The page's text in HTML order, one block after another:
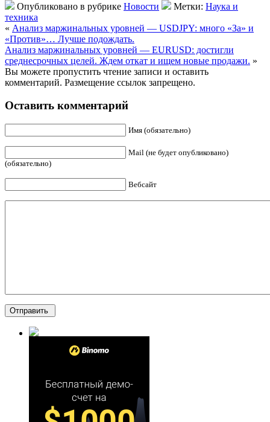
Опубликовано в рубрике Новости Метки: Наука и
техника
« Анализ маржинальных уровней — USDJPY: много «За» и
«Против»… Лучше подождать.
Анализ маржинальных уровней — EURUSD: достигли
среднесрочных целей. Ждем откат и ищем новые продажи. »
Вы можете пропустить чтение записи и оставить
комментарий. Размещение ссылок запрещено.
Оставить комментарий
Имя (обязательно)
Mail (не будет опубликовано)
(обязательно)
Вебсайт